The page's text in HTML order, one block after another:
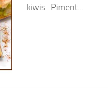
kiwis Piment...